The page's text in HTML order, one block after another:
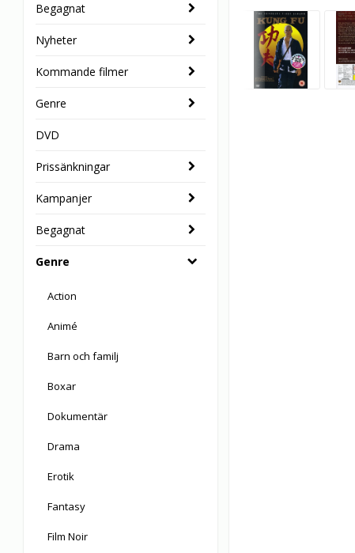
Begagnat
Nyheter
Kommande filmer
Genre
DVD
Prissänkningar
Kampanjer
Begagnat
Genre
Action
Animé
Barn och familj
Boxar
Dokumentär
Drama
Erotik
Fantasy
Film Noir